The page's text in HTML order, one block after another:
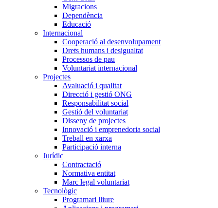
Migracions
Dependència
Educació
Internacional
Cooperació al desenvolupament
Drets humans i desigualtat
Processos de pau
Voluntariat internacional
Projectes
Avaluació i qualitat
Direcció i gestió ONG
Responsabilitat social
Gestió del voluntariat
Disseny de projectes
Innovació i emprenedoria social
Treball en xarxa
Participació interna
Jurídic
Contractació
Normativa entitat
Marc legal voluntariat
Tecnològic
Programari lliure